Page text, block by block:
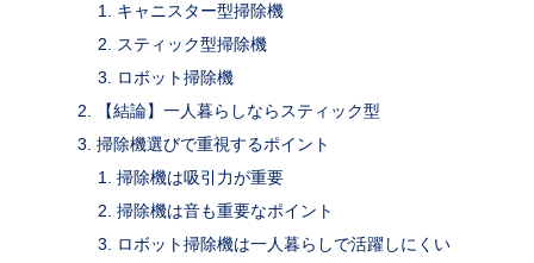
キャニスター型掃除機
スティック型掃除機
ロボット掃除機
【結論】一人暮らしならスティック型
掃除機選びで重視するポイント
掃除機は吸引力が重要
掃除機は音も重要なポイント
ロボット掃除機は一人暮らしで活躍しにくい